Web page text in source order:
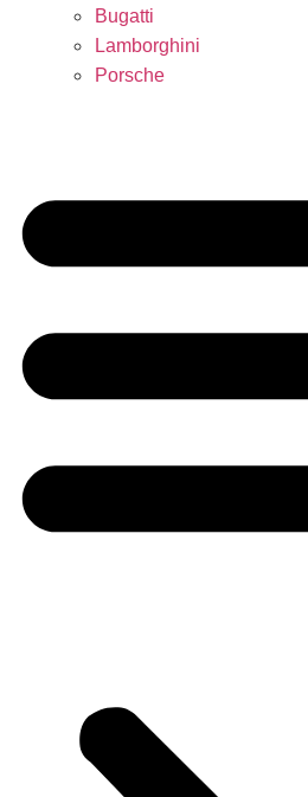
Bugatti
Lamborghini
Porsche